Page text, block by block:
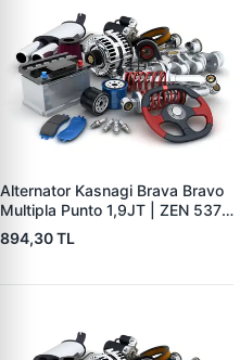
Alternator Kasnagi Brava Bravo
Multipla Punto 1,9JT | ZEN 5379
| OEM 8362516
894,30 TL